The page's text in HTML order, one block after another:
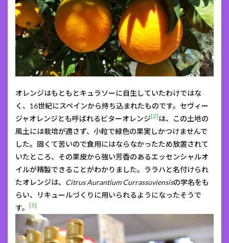
オレンジはもともとキュラソーに自生していたわけではな
く、16世紀にスペインから持ち込まれたものです。セヴィー
ジャオレンジとも呼ばれるビターオレンジ[2]は、この土地の
風土には栽培が適さず、小粒で緑色の果実しかつけませんで
した。固くて苦いので食用にはならなかったため放置されて
いたところ、その果皮から強い芳香のあるエッセンシャルオ
イルが精製できることがわかりました。ララハと名付けられ
たオレンジは、 Citrus Aurantium Currassuviensisの学名をも
らい、リキュールづくりに用いられるようになったそうで
す。
[3]